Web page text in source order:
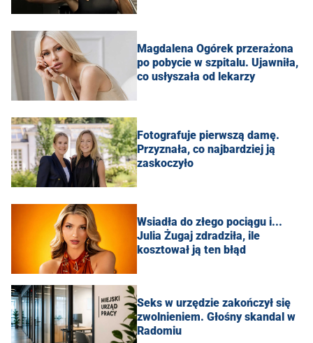
Magdalena Ogórek przerażona
po pobycie w szpitalu. Ujawniła,
co usłyszała od lekarzy
Fotografuje pierwszą damę.
Przyznała, co najbardziej ją
zaskoczyło
Wsiadła do złego pociągu i...
Julia Żugaj zdradziła, ile
kosztował ją ten błąd
Seks w urzędzie zakończył się
zwolnieniem. Głośny skandal w
Radomiu